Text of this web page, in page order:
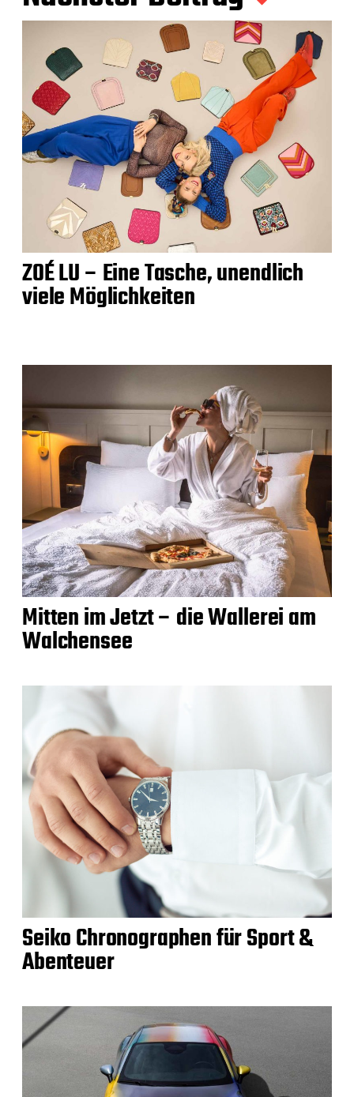
ZOÉ LU – Eine Tasche, unendlich
viele Möglichkeiten
Mitten im Jetzt – die Wallerei am
Walchensee
Seiko Chronographen für Sport &
Abenteuer